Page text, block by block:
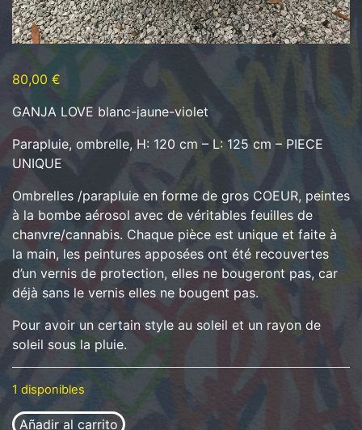
80,00 €
GANJA LOVE blanc-jaune-violet
Parapluie, ombrelle, H: 120 cm – L: 125 cm – PIECE
UNIQUE
Ombrelles /parapluie en forme de gros COEUR, peintes
à la bombe aérosol avec de véritables feuilles de
chanvre/cannabis. Chaque pièce est unique et faite à
la main, les peintures apposées ont été recouvertes
d’un vernis de protection, elles ne bougeront pas, car
déjà sans le vernis elles ne bougent pas.
Pour avoir un certain style au soleil et un rayon de
soleil sous la pluie.
1 disponibles
GANJA LOVE blanc-jaune-violet / ref: P02 cantidad
Añadir al carrito